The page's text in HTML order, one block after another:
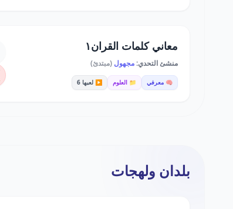
معاني كلمات القران١
منشئ التحدي:مجهول (مبتدئ)
🧠 معرفي 📁 العلوم ▶️ لعبها 6
بلدان ولهجات